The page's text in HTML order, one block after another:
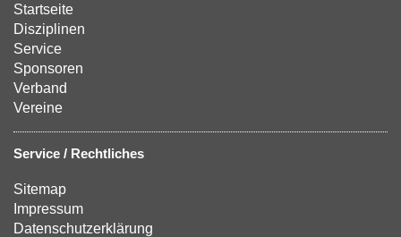
Startseite
Disziplinen
Service
Sponsoren
Verband
Vereine
Service / Rechtliches
Sitemap
Impressum
Datenschutzerklärung